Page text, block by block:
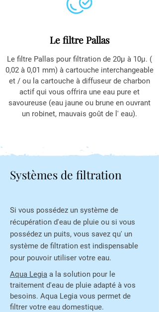
Le filtre Pallas
Le filtre Pallas pour filtration de 20µ à 10µ. (
0,02 à 0,01 mm) à cartouche interchangeable
et / ou la cartouche à diffuseur de charbon
actif qui vous offrira une eau pure et
savoureuse (eau jaune ou brune en ouvrant
un robinet, mauvais goût de l' eau).
Systèmes de filtration
Si vous possédez un système de
récupération d'eau de pluie ou si vous
possédez un puits, vous savez qu' un
système de filtration est indispensable
pour pouvoir utiliser votre eau.
Aqua Legia a la solution pour le
traitement d'eau de pluie adapté à vos
besoins. Aqua Legia vous permet de
filtrer votre eau domestique.